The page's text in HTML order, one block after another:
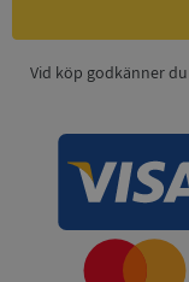
Vid köp godkänner du